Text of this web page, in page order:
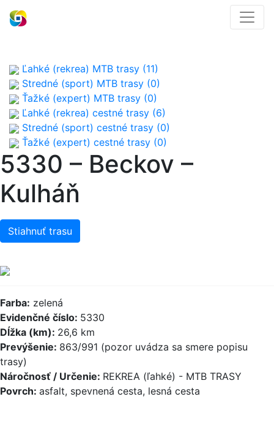
Ľahké (rekrea) MTB trasy (11)
Stredné (sport) MTB trasy (0)
Ťažké (expert) MTB trasy (0)
Ľahké (rekrea) cestné trasy (6)
Stredné (sport) cestné trasy (0)
Ťažké (expert) cestné trasy (0)
5330 – Beckov –
Kulháň
Stiahnuť trasu
Farba: zelená
Evidenčné číslo: 5330
Dĺžka (km): 26,6 km
Prevýšenie: 863/991 (pozor uvádza sa smere popisu
trasy)
Náročnosť / Určenie: REKREA (ľahké) - MTB TRASY
Povrch: asfalt, spevnená cesta, lesná cesta